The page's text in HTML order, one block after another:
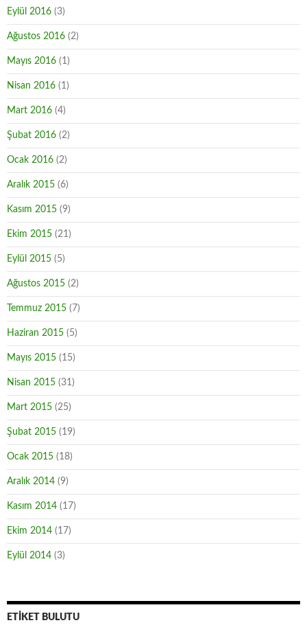
Eylül 2016 (3)
Ağustos 2016 (2)
Mayıs 2016 (1)
Nisan 2016 (1)
Mart 2016 (4)
Şubat 2016 (2)
Ocak 2016 (2)
Aralık 2015 (6)
Kasım 2015 (9)
Ekim 2015 (21)
Eylül 2015 (5)
Ağustos 2015 (2)
Temmuz 2015 (7)
Haziran 2015 (5)
Mayıs 2015 (15)
Nisan 2015 (31)
Mart 2015 (25)
Şubat 2015 (19)
Ocak 2015 (18)
Aralık 2014 (9)
Kasım 2014 (17)
Ekim 2014 (17)
Eylül 2014 (3)
ETIKET BULUTU